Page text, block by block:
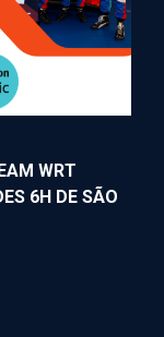
WRT
6H DE SÃO